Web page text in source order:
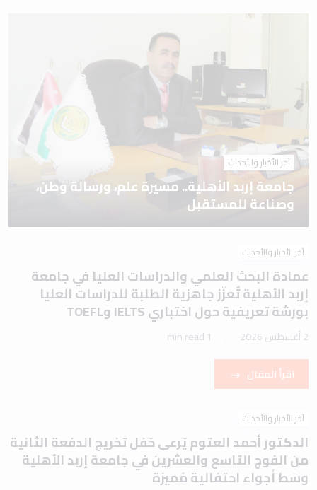
آخر الأخبار والأحداث
جامعة إربد الأهلية.. مسيرة علم، ورسالة وطن،
وصناعة للمستقبل
آخر الأخبار والأحداث
عمادة البحث العلمي والدراسات العليا في جامعة
إربد الأهلية تُعزّز جاهزية الطلبة للدراسات العليا
بورشة تعريفية حول اختباري IELTS وTOEFL
2 أغسطس 2026 1 min read
اقرأ المقال
آخر الأخبار والأحداث
الدكتور أحمد العتوم يَرعى حَفل تَخريج الدفعة الثانية
من الفوج التاسع والعشرين في جامعة إربد الأهلية
وسَط أجواء احتفالية مُميزة